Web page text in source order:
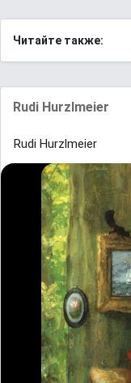
Читайте также:
Rudi Hurzlmeier
Rudi Hurzlmeier